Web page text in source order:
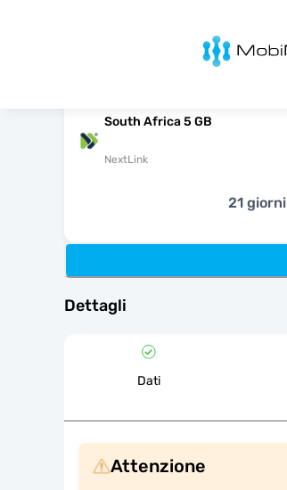
MobiMatter
South Africa 5 GB
NextLink
21 giorni
Dettagli
Dati
Attenzione